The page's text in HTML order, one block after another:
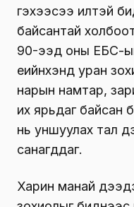
гэхээсээ илүүтэй
байсантай
90-ээд оны ЕБС-
үеийнхэнд уран
нарын намтар,
их ярьдаг
нь уншуулах тал
санагддаг.
Харин манай